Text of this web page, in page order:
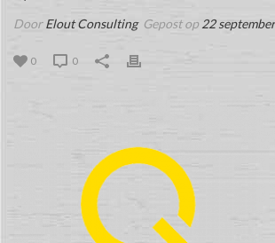
DoorElout Consulting Gepost op 22
0 0